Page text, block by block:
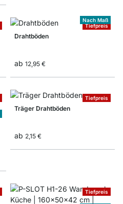
Tiefpreis
Nach Maß
Drahtböden
ab 12,95 €
Tiefpreis
Träger Drahtböden
ab 2,15 €
Tiefpreis